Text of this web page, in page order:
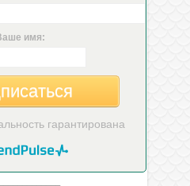
имя:
гарантирована